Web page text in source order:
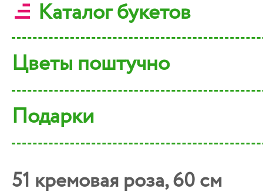
Каталог букетов
Цветы поштучно
Подарки
51 кремовая роза, 60 см